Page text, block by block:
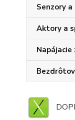
Senzory a
Aktory a
Napájacie